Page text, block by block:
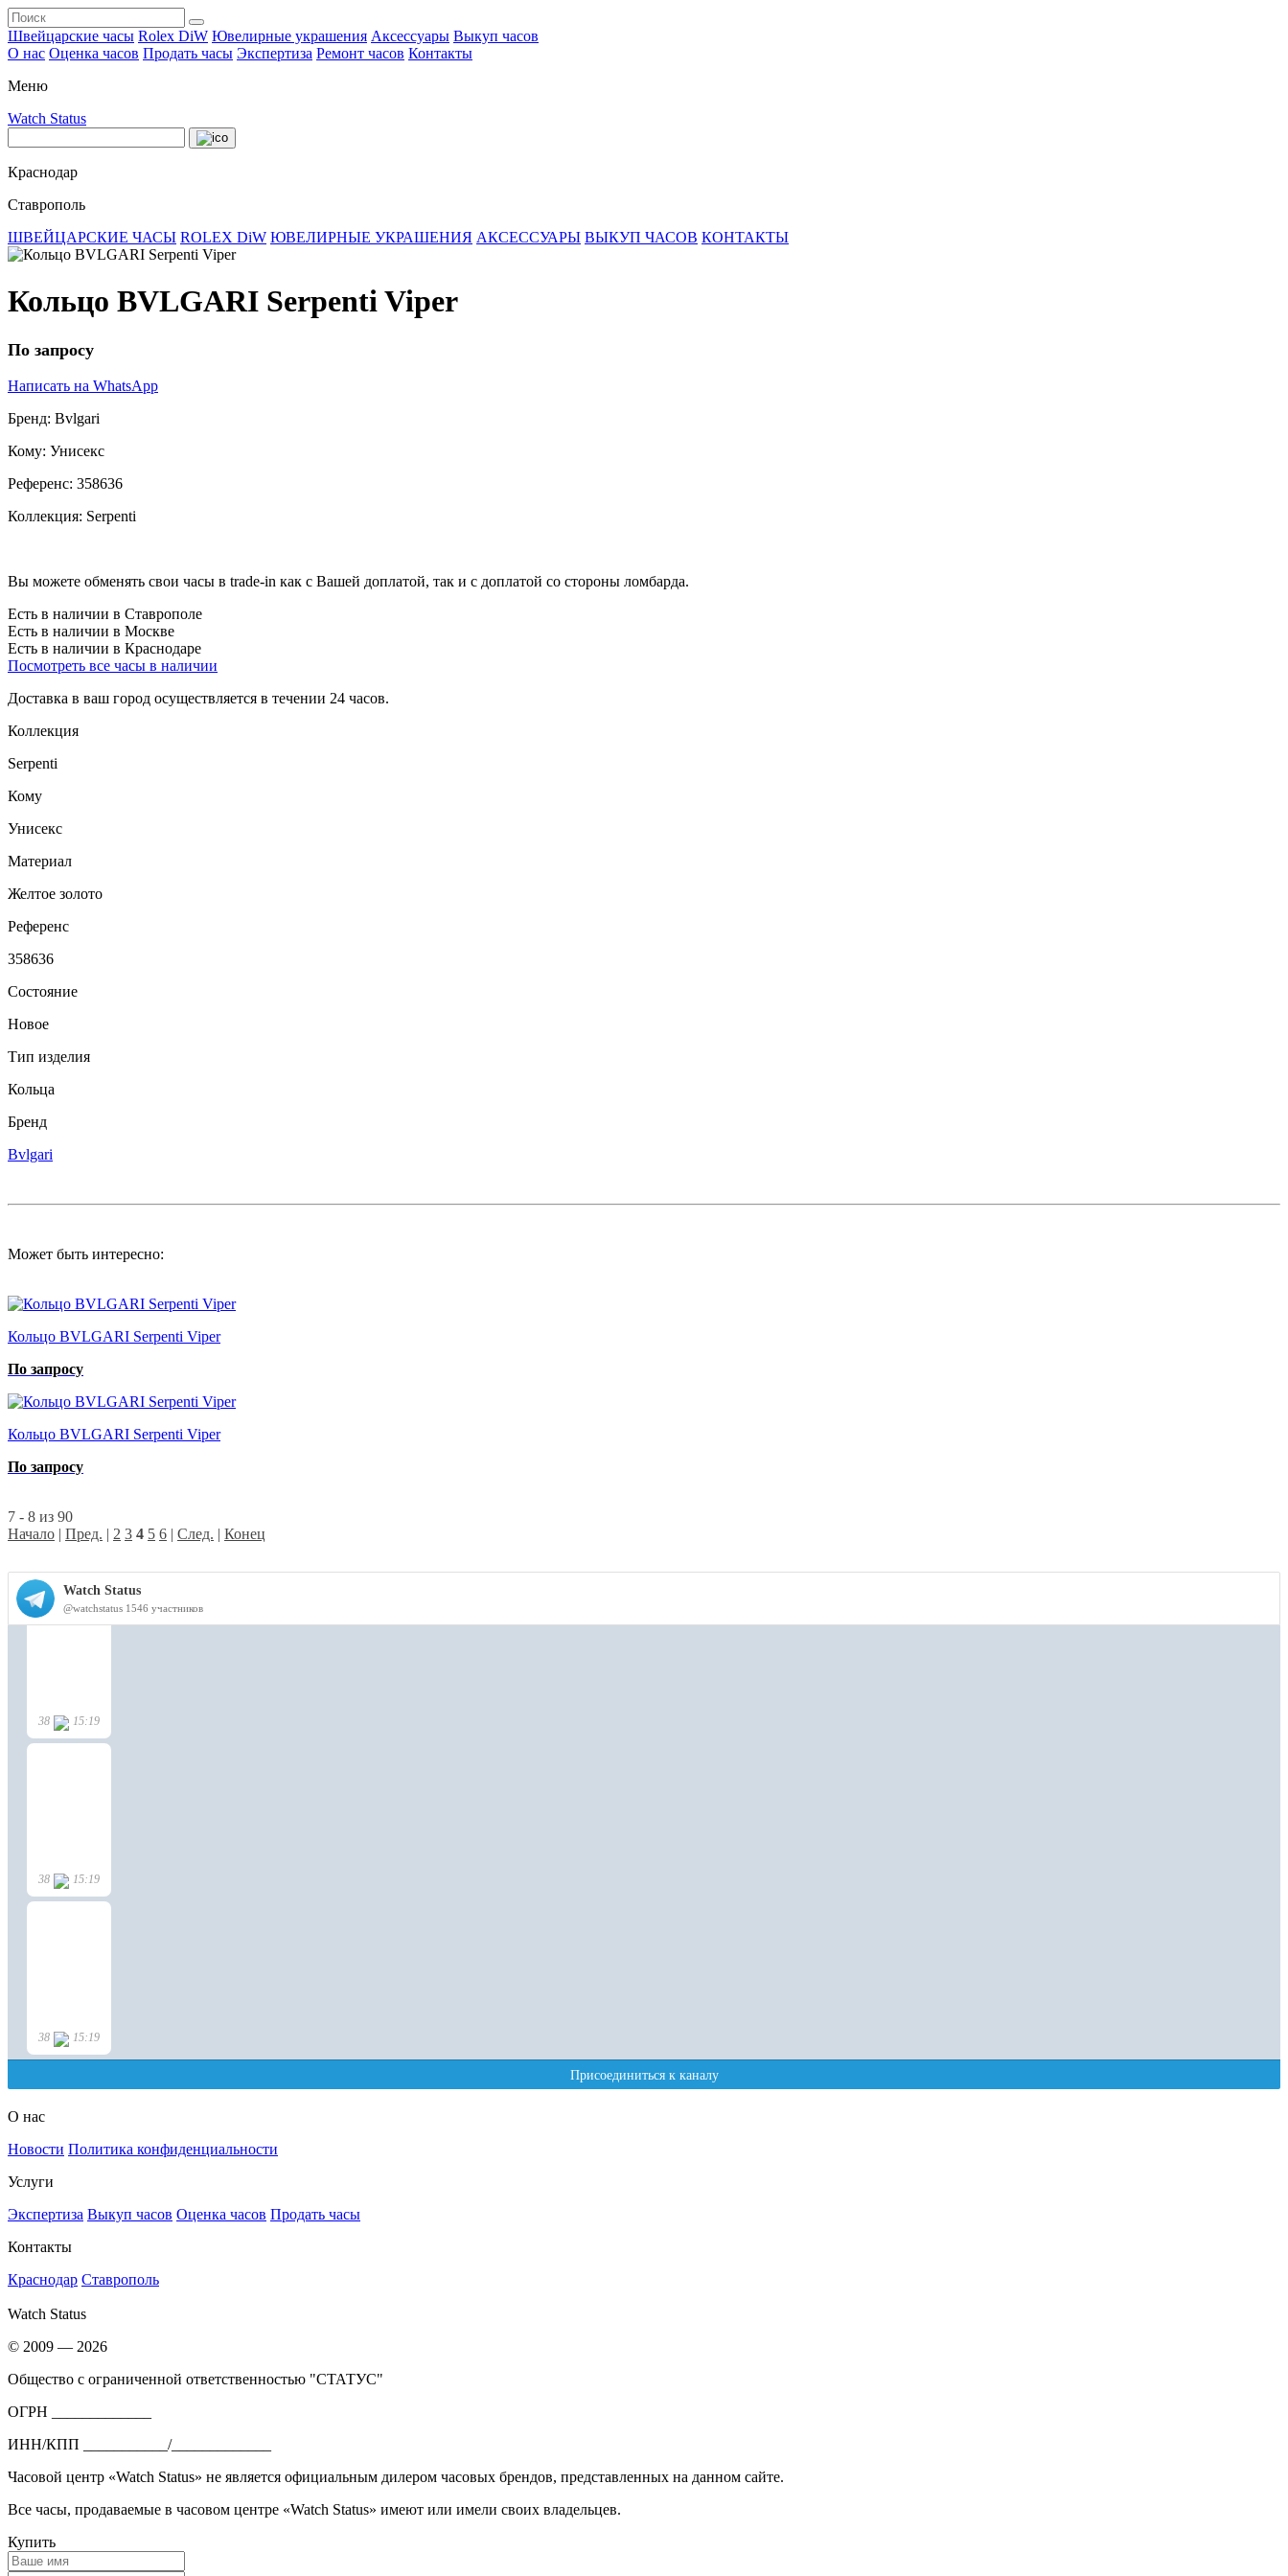
Швейцарские часы Rolex DiW Ювелирные украшения Аксессуары Выкуп часов
О нас Оценка часов Продать часы Экспертиза Ремонт часов Контакты
Меню
Watch Status
Краснодар
Ставрополь
ШВЕЙЦАРСКИЕ ЧАСЫ ROLEX DiW ЮВЕЛИРНЫЕ УКРАШЕНИЯ АКСЕССУАРЫ ВЫКУП ЧАСОВ КОНТАКТЫ
Кольцо BVLGARI Serpenti Viper
По запросу
Написать на WhatsApp
Бренд: Bvlgari
Кому: Унисекс
Референс: 358636
Коллекция: Serpenti
Вы можете обменять свои часы в trade-in как с Вашей доплатой, так и с доплатой со стороны ломбарда.
Есть в наличии в Ставрополе
Есть в наличии в Москве
Есть в наличии в Краснодаре
Посмотреть все часы в наличии
Доставка в ваш город осуществляется в течении 24 часов.
Коллекция
Serpenti
Кому
Унисекс
Материал
Желтое золото
Референс
358636
Состояние
Новое
Тип изделия
Кольца
Бренд
Bvlgari
Может быть интересно:
Кольцо BVLGARI Serpenti Viper
По запросу
Кольцо BVLGARI Serpenti Viper
По запросу
7 - 8 из 90
Начало | Пред. | 2 3 4 5 6 | След. | Конец
О нас
Новости Политика конфиденциальности
Услуги
Экспертиза Выкуп часов Оценка часов Продать часы
Контакты
Краснодар Ставрополь
Watch Status
© 2009 — 2026
Общество с ограниченной ответственностью "СТАТУС"
ОГРН _____________
ИНН/КПП ___________/_____________
Часовой центр «Watch Status» не является официальным дилером часовых брендов, представленных на данном сайте.
Все часы, продаваемые в часовом центре «Watch Status» имеют или имели своих владельцев.
Купить